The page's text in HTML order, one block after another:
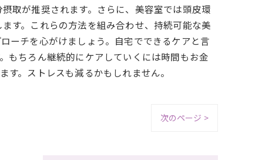
取が推奨されます。さらに、美容室では頭皮環
す。これらの方法を組み合わせ、持続可能な美
ーチを心がけましょう。自宅でできるケアと言
もちろん継続的にケアしていくには時間もお金
。ストレスも減るかもしれません。
次のページ >